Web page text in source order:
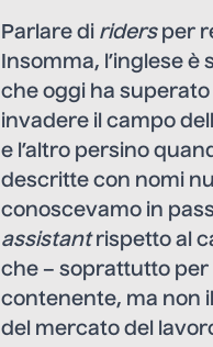
Parlare di ridersper
Insomma, l’inglese
che oggi ha
invadere il campo
e l’altro persino
descritte con nomi
conoscevamo in
assistantrispetto al
che – soprattutto per
contenente, ma non
del mercato del